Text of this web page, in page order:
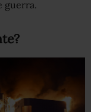
guerra.